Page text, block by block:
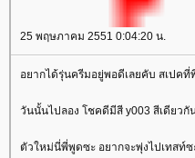
25 พฤษภาคม 2551 0:04:20 น.
อยากได้รุ่นครีมอยู่พอดีเลยคับ สเปค
วันนั้นไปลอง โชคดีมีสี y003 สีเดียวกั
ตัวใหม่นี่พี่พูดซะ อยากจะพุ่งไปเทสท์ซ